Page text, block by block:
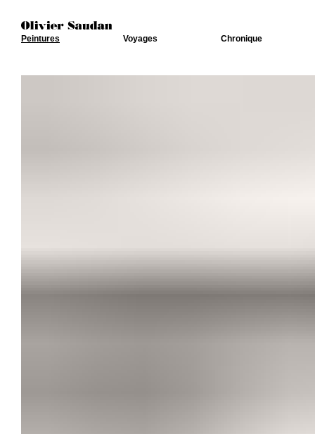
Peintures Voyages Chronique